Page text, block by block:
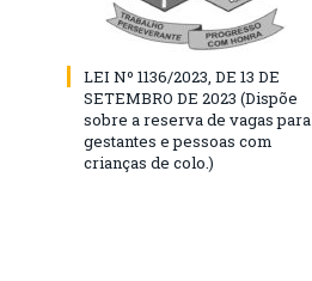
LEI Nº 1136/2023, DE 13 DE
SETEMBRO DE 2023 (Dispõe
sobre a reserva de vagas para
gestantes e pessoas com
crianças de colo.)